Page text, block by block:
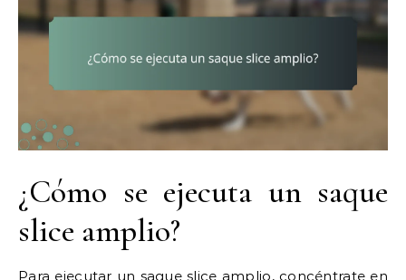
¿Cómo se ejecuta un saque
slice amplio?
Para ejecutar un saque slice amplio, concéntrate en